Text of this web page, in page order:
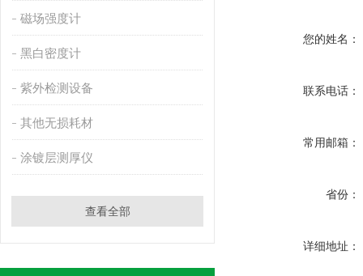
磁场强度计
黑白密度计
紫外检测设备
其他无损耗材
涂镀层测厚仪
查看全部
您的姓名：
联系电话：
常用邮箱：
省份：
详细地址：